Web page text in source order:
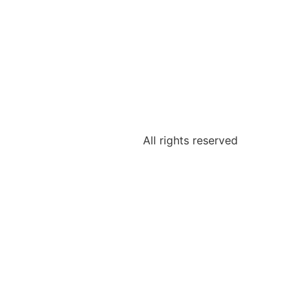
All rights reserved